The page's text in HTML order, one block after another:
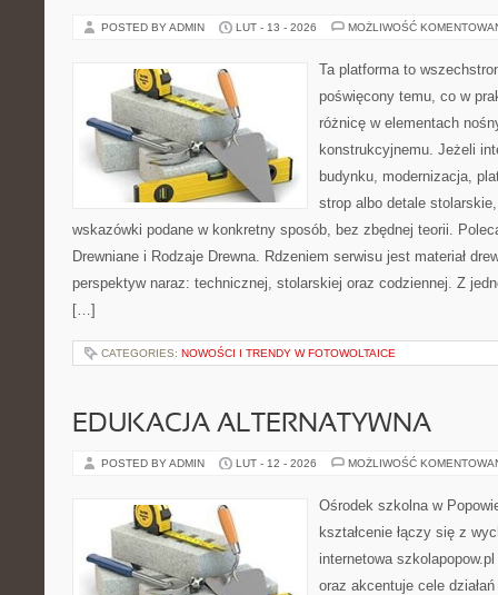
POSTED BY ADMIN LUT - 13 - 2026 MOŻLIWOŚĆ
Ta platforma to
poświęcony temu, co w
różnicę w elementach
konstrukcyjnemu. Jeżeli
budynku, modernizacja,
strop albo detale
wskazówki podane w konkretny sposób, bez zbędnej teorii.
Drewniane i Rodzaje Drewna. Rdzeniem serwisu jest materiał
perspektyw naraz: technicznej, stolarskiej oraz codziennej. Z
[…]
CATEGORIES: NOWOŚCI I TRENDY W FOTOWOLTAICE
EDUKACJA ALTERNATYWNA
POSTED BY ADMIN LUT - 12 - 2026 MOŻLIWOŚĆ
Ośrodek szkolna w
kształcenie łączy się z
internetowa
oraz akcentuje cele